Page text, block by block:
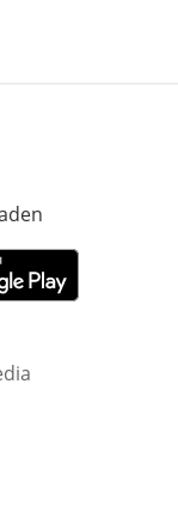
Fenster
Fenster